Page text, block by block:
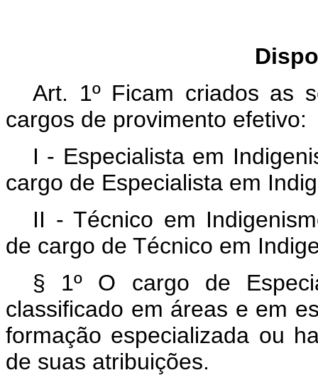
Art. 1º Ficam criados as
cargos de provimento efetivo:
I - Especialista em
cargo de Especialista em
II - Técnico em
de cargo de Técnico em
§ 1º O cargo de
classificado em áreas e em
formação especializada ou
de suas atribuições.